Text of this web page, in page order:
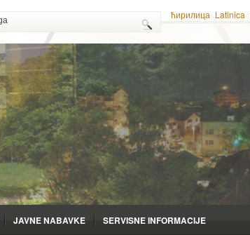
ћирилица Latinica
JAVNE NABAVKE SERVISNE INFORMACIJE